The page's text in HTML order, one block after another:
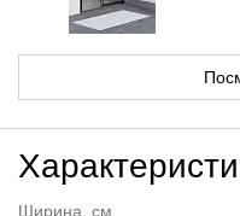
Ширина, см